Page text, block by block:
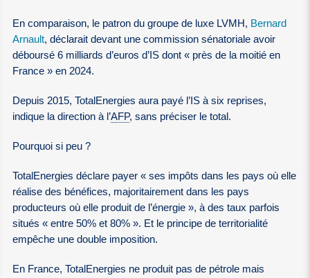
En comparaison, le patron du groupe de luxe LVMH, Bernard
Arnault, déclarait devant une commission sénatoriale avoir
déboursé 6 milliards d’euros d’IS dont « près de la moitié en
France » en 2024.
Depuis 2015, TotalEnergies aura payé l’IS à six reprises,
indique la direction à l’AFP, sans préciser le total.
Pourquoi si peu ?
TotalEnergies déclare payer « ses impôts dans les pays où elle
réalise des bénéfices, majoritairement dans les pays
producteurs où elle produit de l’énergie », à des taux parfois
situés « entre 50% et 80% ». Et le principe de territorialité
empêche une double imposition.
En France, TotalEnergies ne produit pas de pétrole mais